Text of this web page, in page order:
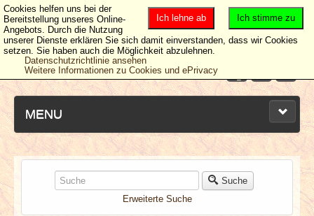
MENU
NEUESTE ARTIKEL
Suche
Erweiterte Suche
Ich stimme zu
Ich lehne ab
Cookies helfen uns bei der
Bereitstellung unseres Online-
Angebots. Durch die Nutzung
unserer Dienste erklären Sie sich damit einverstanden, dass wir Cookies
setzen. Sie haben auch die Möglichkeit abzulehnen.
Datenschutzrichtlinie ansehen
Weitere Informationen zu Cookies und ePrivacy